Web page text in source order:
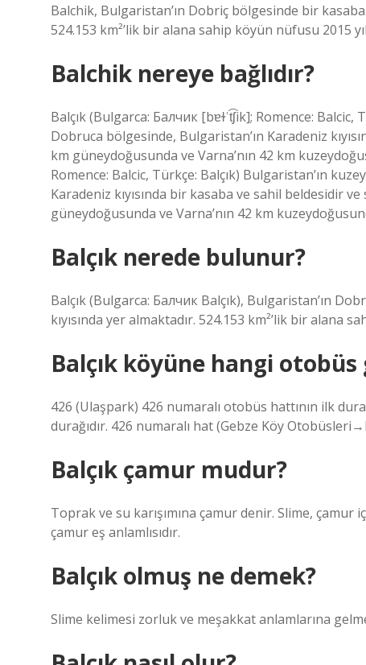
Balchik, Bulgaristan’ın Dobriç bölgesinde bir
524.153 km²’lik bir alana sahip köyün nüfusu 2015
Balchik nereye bağlıdır?
Balçık (Bulgarca: Балчик [bɐɫˈt͡ʃik]; Romence:
Dobruca bölgesinde, Bulgaristan’ın Karadeniz
km güneydoğusunda ve Varna’nın 42 km
Romence: Balcic, Türkçe: Balçık) Bulgaristan’ın
Karadeniz kıyısında bir kasaba ve sahil beldesidir
güneydoğusunda ve Varna’nın 42 km
Balçık nerede bulunur?
Balçık (Bulgarca: Балчик Balçık), Bulgaristan’ın
kıyısında yer almaktadır. 524.153 km²’lik bir alana
Balçık köyüne hangi otobüs
426 (Ulaşpark) 426 numaralı otobüs hattının ilk
durağıdır. 426 numaralı hat (Gebze Köy
Balçık çamur mudur?
Toprak ve su karışımına çamur denir. Slime,
çamur eş anlamlısıdır.
Balçık olmuş ne demek?
Slime kelimesi zorluk ve meşakkat anlamlarına